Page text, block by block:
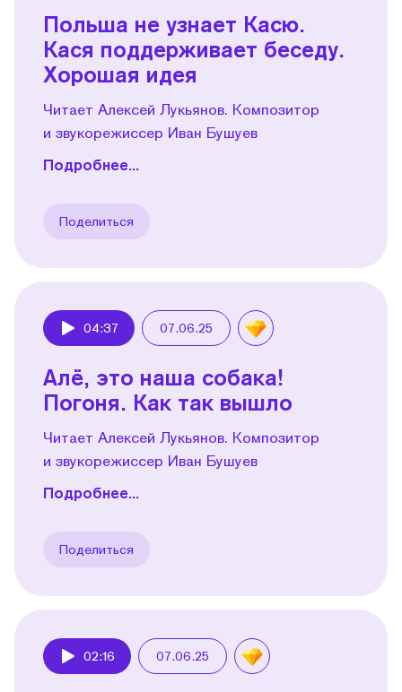
Польша не узнает Касю.
Кася поддерживает беседу.
Хорошая идея
Читает Алексей Лукьянов. Композитор
и звукорежиссер Иван Бушуев
Подробнее...
Поделиться
04:37 07.06.25
Алё, это наша собака!
Погоня. Как так вышло
Читает Алексей Лукьянов. Композитор
и звукорежиссер Иван Бушуев
Подробнее...
Поделиться
02:16 07.06.25